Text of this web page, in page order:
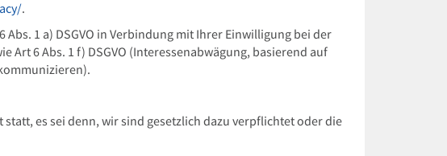
.
1 a) DSGVO in Verbindung mit Ihrer Einwilligung bei der
Art 6 Abs. 1 f) DSGVO (Interessenabwägung, basierend auf
es sei denn, wir sind gesetzlich dazu verpflichtet oder die